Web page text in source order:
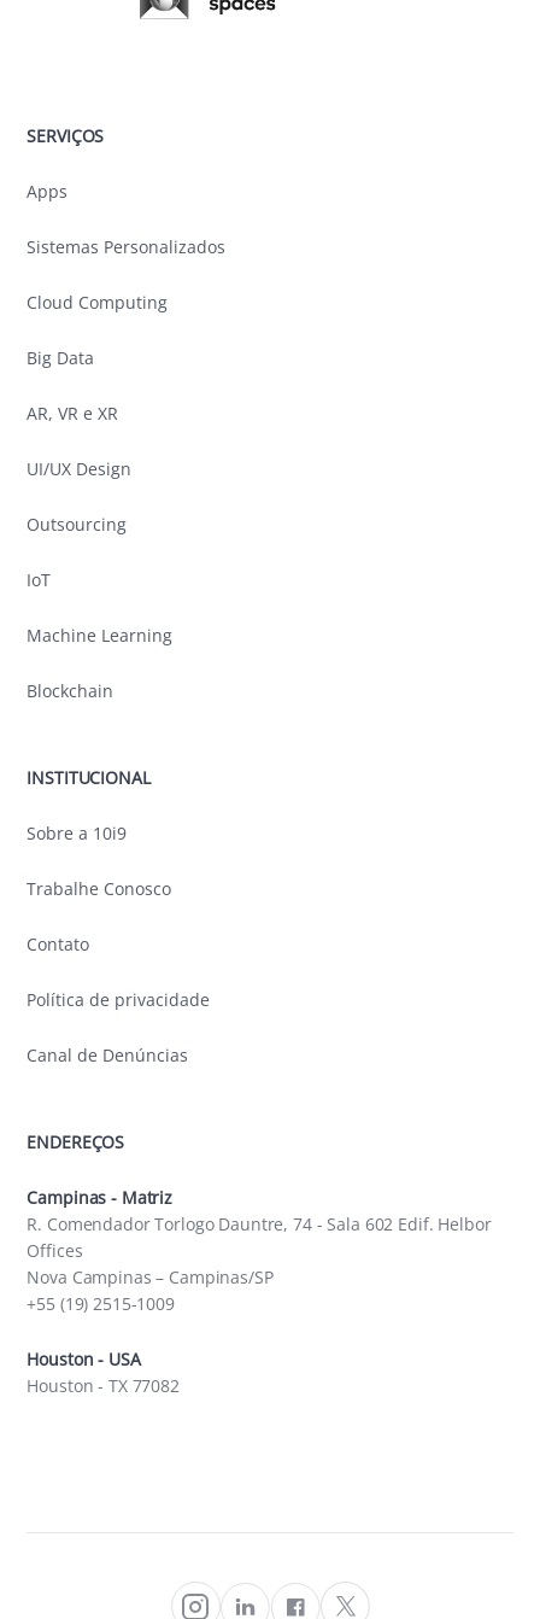
SERVIÇOS
Apps
Sistemas Personalizados
Cloud Computing
Big Data
AR, VR e XR
UI/UX Design
Outsourcing
IoT
Machine Learning
Blockchain
INSTITUCIONAL
Sobre a 10i9
Trabalhe Conosco
Contato
Política de privacidade
Canal de Denúncias
ENDEREÇOS
Campinas - Matriz
R. Comendador Torlogo Dauntre, 74 - Sala 602 Edif. Helbor
Offices
Nova Campinas – Campinas/SP
+55 (19) 2515-1009
Houston - USA
Houston - TX 77082